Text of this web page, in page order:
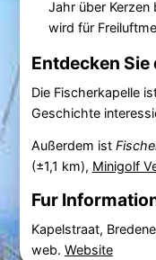
Jahr über Kerzen
wird für
Entdecken
Die Fischerkapelle
Geschichte
Außerdem ist
(±1,1 km), Minigolf
Fur
Kapelstraat, Bredene
web. Website